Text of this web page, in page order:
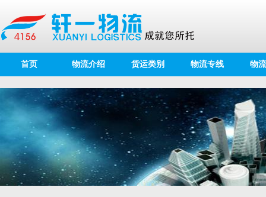
首页 物流介绍 货运类别 物流专线 物